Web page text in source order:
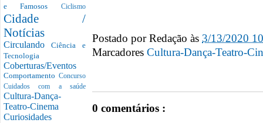
e Famosos Ciclismo
Cidade /
Notícias
CirculandoCiência e
Tecnologia
Coberturas/Eventos
Comportamento Concurso
Cuidados com a saúde
Cultura-Dança-
Teatro-Cinema
Curiosidades
Postado porRedação às 3/13/2020
Marcadores Cultura-Dança-Teatro-
0 comentários :